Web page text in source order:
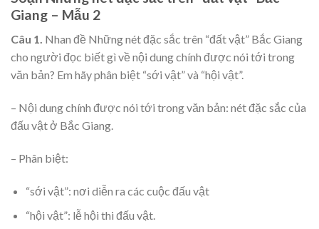
Giang – Mẫu 2
Câu 1. Nhan đề Những nét đặc sắc trên “đất vật” Bắc Giang
cho người đọc biết gì về nội dung chính được nói tới trong
văn bản? Em hãy phân biệt “sới vật” và “hội vật”.
– Nội dung chính được nói tới trong văn bản: nét đặc sắc của
đấu vật ở Bắc Giang.
– Phân biệt:
“sới vật”: nơi diễn ra các cuộc đấu vật
“hội vật”: lễ hội thi đấu vật.